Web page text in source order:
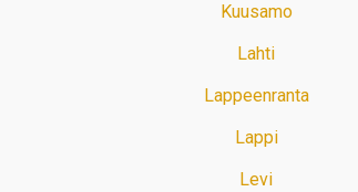
Kuusamo
Lahti
Lappeenranta
Lappi
Levi